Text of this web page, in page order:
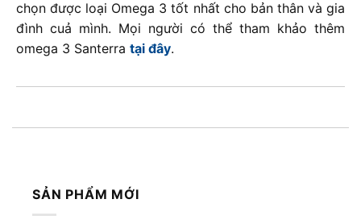
chọn được loại Omega 3 tốt nhất cho bản thân và gia
đình cuả mình. Mọi người có thể tham khảo thêm
omega 3 Santerra tại đây.
SẢN PHẨM MỚI